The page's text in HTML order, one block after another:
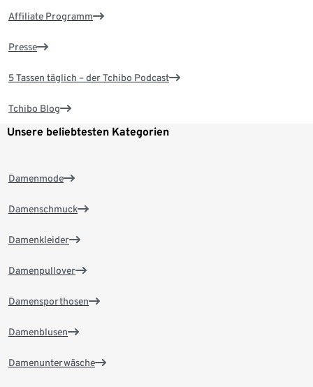
Affiliate Programm
Presse
5 Tassen täglich – der Tchibo Podcast
Tchibo Blog
Unsere beliebtesten Kategorien
Damenmode
Damenschmuck
Damenkleider
Damenpullover
Damensporthosen
Damenblusen
Damenunterwäsche